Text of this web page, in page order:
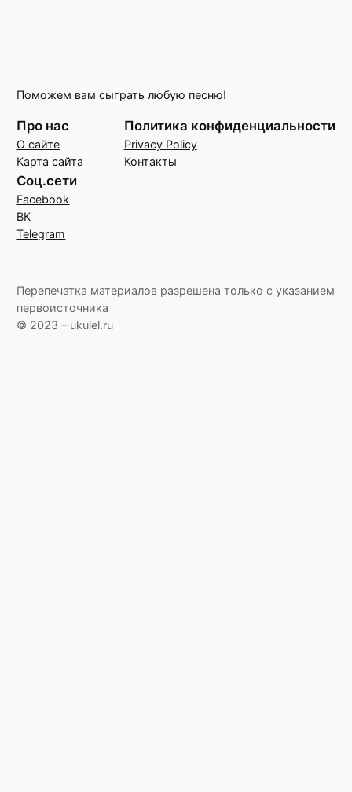
Поможем вам сыграть любую песню!
Про нас
О сайте
Карта сайта
Политика конфиденциальности
Privacy Policy
Контакты
Соц.сети
Facebook
ВК
Telegram
Перепечатка материалов разрешена только с указанием
первоисточника
© 2023 – ukulel.ru